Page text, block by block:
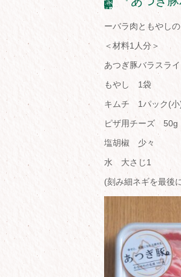
ーバラ肉ともやし
＜材料1人分＞
あつぎ豚バラスラ
もやし 1袋
キムチ 1パック(小
ピザ用チーズ 50g
塩胡椒 少々
水 大さじ1
(刻み細ネギを最後